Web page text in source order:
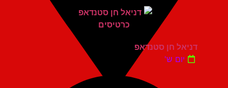
דניאל חן סטנדאפ
יום ש'